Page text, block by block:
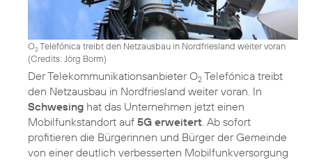
O2Telefónica treibt den Netzausbau in Nordfriesland weiter voran
(Credits: Jörg Borm)
Der Telekommunikationsanbieter O2 Telefónica treibt
den Netzausbau in Nordfriesland weiter voran. In
Schwesing hat das Unternehmen jetzt einen
Mobilfunkstandort auf 5G erweitert . Ab sofort
profitieren die Bürgerinnen und Bürger der Gemeinde
von einer deutlich verbesserten Mobilfunkversorgung